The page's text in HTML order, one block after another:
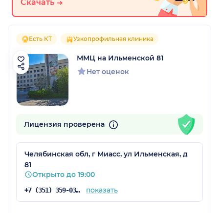
Скачать
Есть КТ Узкопрофильная клиника
ММЦ на Ильменской 81
Нет оценок
Лицензия проверена
Челябинская обл, г Миасс, ул Ильменская, д
81
Открыто до 19:00
+7 (351) 359-03-03 показать